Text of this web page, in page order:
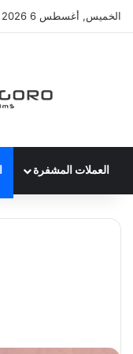
الخميس, أغسطس 6 2026
العملات المشفرة